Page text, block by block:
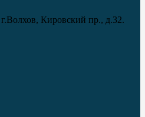
Кировский пр., д.32.